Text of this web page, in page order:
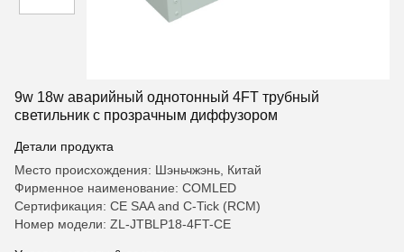
9w 18w аварийный однотонный 4FT трубный
светильник с прозрачным диффузором
Детали продукта
Место происхождения: Шэньчжэнь, Китай
Фирменное наименование: COMLED
Сертификация: CE SAA and C-Tick (RCM)
Номер модели: ZL-JTBLP18-4FT-CE